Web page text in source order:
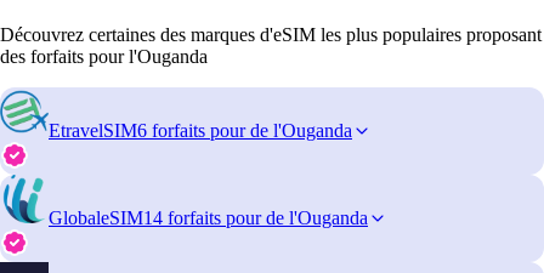
Découvrez certaines des marques d'eSIM les plus populaires proposant
des forfaits pour l'Ouganda
EtravelSIM6 forfaits pour de l'Ouganda
GlobaleSIM14 forfaits pour de l'Ouganda